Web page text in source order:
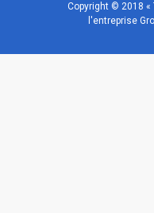
Copyright © 2018 «
l'entreprise